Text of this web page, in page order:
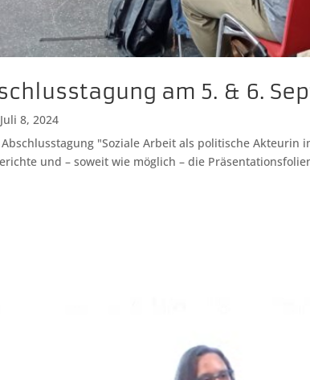
am 5. & 6.
Juli 8, 2024
"Soziale Arbeit als politische
und – soweit wie möglich – die